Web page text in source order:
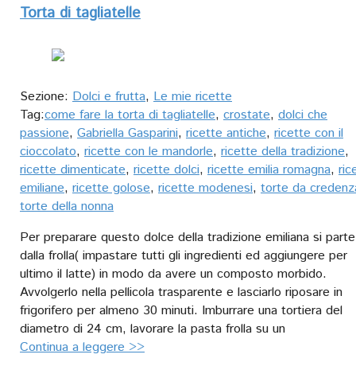
Torta di tagliatelle
Sezione: Dolci e frutta, Le mie ricette
Tag:come fare la torta di tagliatelle, crostate, dolci che
passione, Gabriella Gasparini, ricette antiche, ricette con il
cioccolato, ricette con le mandorle, ricette della tradizione,
ricette dimenticate, ricette dolci, ricette emilia romagna,
emiliane, ricette golose, ricette modenesi, torte da
torte della nonna
Per preparare questo dolce della tradizione emiliana si parte
dalla frolla( impastare tutti gli ingredienti ed aggiungere per
ultimo il latte) in modo da avere un composto morbido.
Avvolgerlo nella pellicola trasparente e lasciarlo riposare in
frigorifero per almeno 30 minuti. Imburrare una tortiera del
diametro di 24 cm, lavorare la pasta frolla su un
Continua a leggere >>